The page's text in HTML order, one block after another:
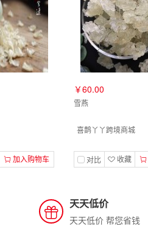
加入购物车
￥60.00
雪燕
喜鹊丫丫跨境商城
对比 收藏
天天低价
天天低价 帮您省钱